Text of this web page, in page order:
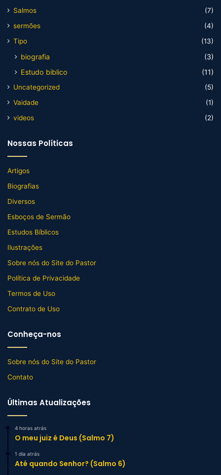
Salmos
(7)
sermões
(4)
Tipo
(13)
biografia
(3)
Estudo biblico
(11)
Uncategorized
(5)
Vaidade
(1)
videos
(2)
Nossas Políticas
Artigos
Biografias
Diversos
Esboços de Sermão
Estudos Bíblicos
Ilustrações
Sobre nós do Site do Pastor
Política de Privacidade
Termos de Uso
Contrato de Uso
Conheça-nos
Sobre nós do Site do Pastor
Contato
Últimas Atualizações
4 horas atrás
O meu juiz é Deus (Salmo 7)
1 dia atrás
Até quando Senhor? (Salmo 6)